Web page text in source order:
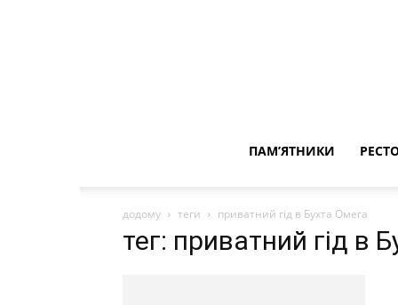
ПАМ’ЯТНИКИ
додому теги приватний гід в Бухта Омега
тег: приватний гід в